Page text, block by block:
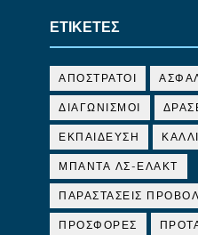
ΕΤΙΚΕΤΕΣ
ΑΠΟΣΤΡΑΤΟΙ
ΔΙΑΓΩΝΙΣΜΟΙ
ΕΚΠΑΙΔΕΥΣΗ
ΜΠΑΝΤΑ ΛΣ-ΕΛΑΚΤ
ΠΑΡΑΣΤΑΣΕΙΣ
ΠΡΟΣΦΟΡΕΣ